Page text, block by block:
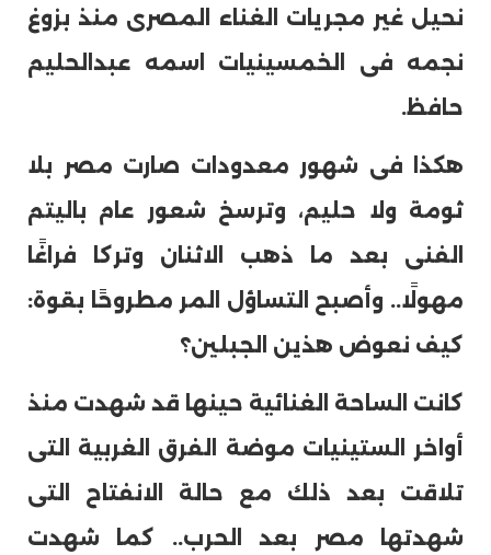
نحيل غير مجريات الغناء المصرى منذ بزوغ
نجمه فى الخمسينيات اسمه عبدالحليم
حافظ.
هكذا فى شهور معدودات صارت مصر بلا
ثومة ولا حليم، وترسخ شعور عام باليتم
الفنى بعد ما ذهب الاثنان وتركا فراغًا
مهولًا.. وأصبح التساؤل المر مطروحًا بقوة:
كيف نعوض هذين الجبلين؟
كانت الساحة الغنائية حينها قد شهدت منذ
أواخر الستينيات موضة الفرق الغربية التى
تلاقت بعد ذلك مع حالة الانفتاح التى
شهدتها مصر بعد الحرب.. كما شهدت